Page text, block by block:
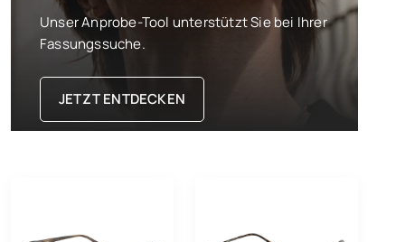
Unser Anprobe-Tool unterstützt Sie bei Ihrer
Fassungssuche.
JETZT ENTDECKEN